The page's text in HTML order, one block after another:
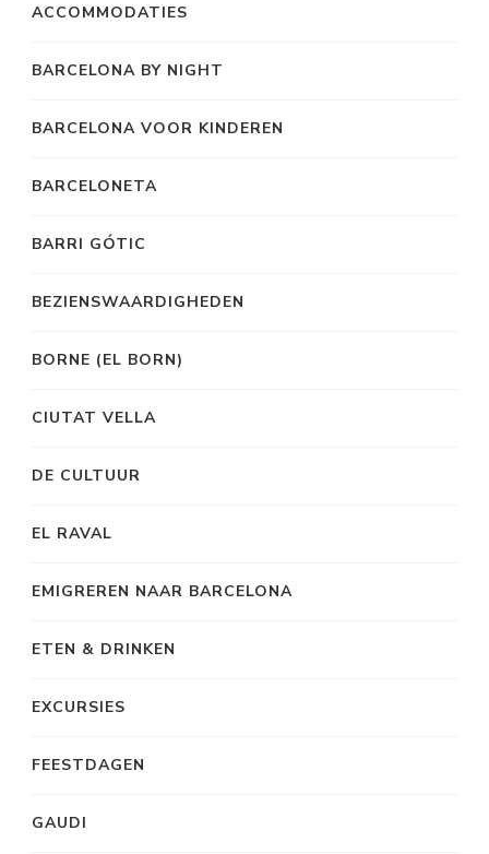
ACCOMMODATIES
BARCELONA BY NIGHT
BARCELONA VOOR KINDEREN
BARCELONETA
BARRI GÓTIC
BEZIENSWAARDIGHEDEN
BORNE (EL BORN)
CIUTAT VELLA
DE CULTUUR
EL RAVAL
EMIGREREN NAAR BARCELONA
ETEN & DRINKEN
EXCURSIES
FEESTDAGEN
GAUDI